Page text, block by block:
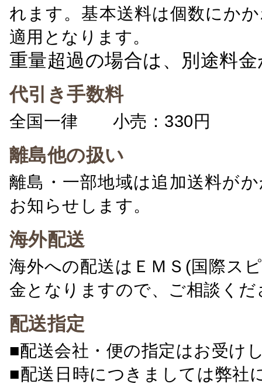
れます。基本送料は個数にか
適用となります。
重量超過の場合は、別途料
代引き手数料
全国一律 小売：330円 卸
離島他の扱い
離島・一部地域は追加送料が
お知らせします。
海外配送
海外への配送はＥＭＳ(国際ス
金となりますので、ご相談くだ
配送指定
■配送会社・便の指定はお受け
■配送日時につきましては弊社